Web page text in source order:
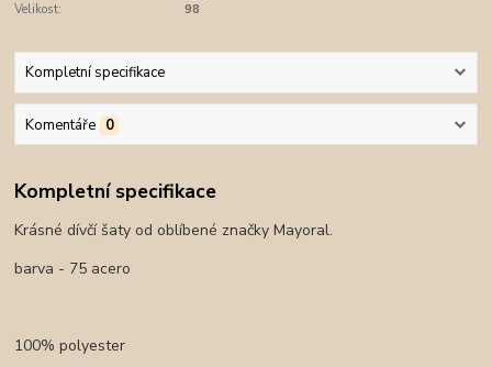
Velikost:
98
Kompletní specifikace
Komentáře 0
Kompletní specifikace
Krásné dívčí šaty od oblíbené značky Mayoral.
barva - 75 acero
100% polyester